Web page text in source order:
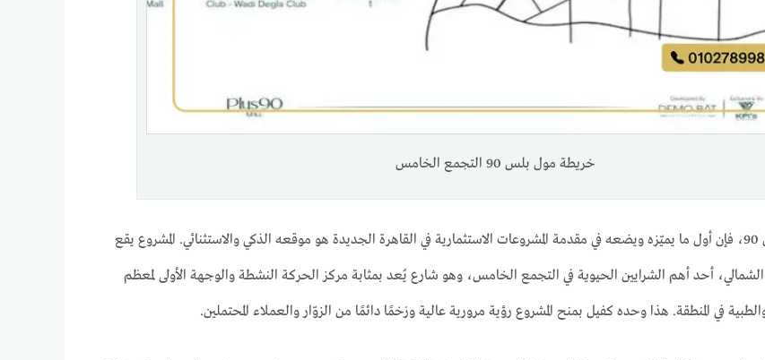
خريطة مول بلس 90 التجمع الخامس
عندما نتحدث عن مول بلس 90، فإن أول ما يميّزه ويضعه في مقدمة المشروعات الاستثمارية في القاهرة الجديدة هو موقعه الذكي والاستثنائي. المشروع يقع
أحد أهم الشرايين الحيوية في التجمع الخامس، وهو شارع يُعد بمثابة مركز الحركة النشطة والوجهة الأولى لمعظم
في المنطقة. هذا وحده كفيل بمنح المشروع رؤية مرورية عالية وزخمًا دائمًا من الزوّار والعملاء المحتملين.